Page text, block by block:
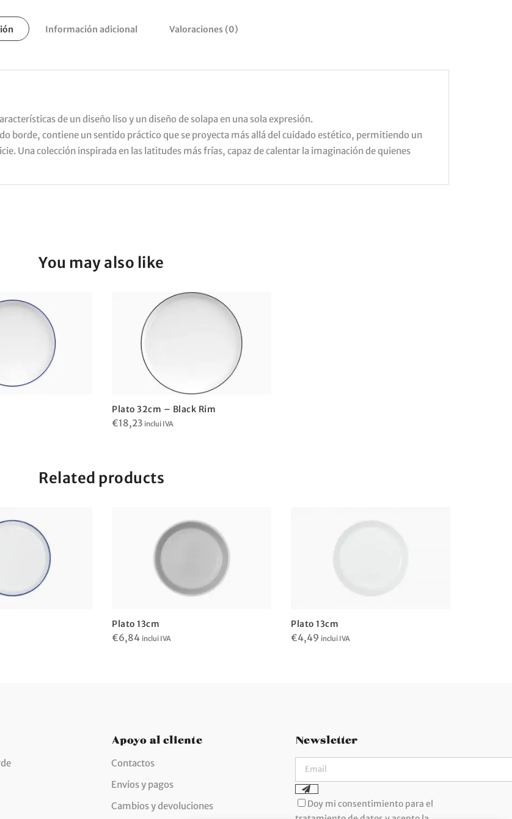
Información adicional Valoraciones (0)
de un diseño liso y un diseño de solapa en una sola expresión.
borde, contiene un sentido práctico que se proyecta más allá del cuidado estético, permitiendo un
Una colección inspirada en las latitudes más frías, capaz de calentar la imaginación de quienes
You may also like
Plato 32cm – Black Rim
€18,23 inclui IVA
Related products
Plato 13cm
€6,84 inclui IVA
Plato 13cm
€4,49 inclui IVA
Apoyo al cliente
Contactos
Envios y pagos
Cambios y devoluciones
Newsletter
Doy mi consentimiento para el